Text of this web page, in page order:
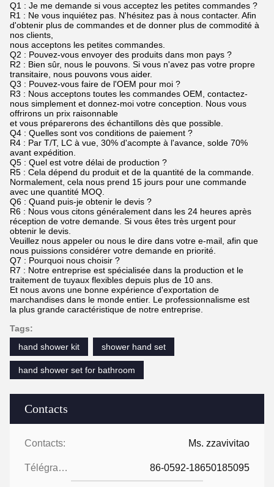
Contacts
Contacts: Ms. zzavivitao
Télégramme: 86-0592-18650185095
Q1 : Je me demande si vous acceptez les petites commandes ?
R1 : Ne vous inquiétez pas. N'hésitez pas à nous contacter. Afin
d'obtenir plus de commandes et de donner plus de commodité à
nos clients,
nous acceptons les petites commandes.
Q2 : Pouvez-vous envoyer des produits dans mon pays ?
R2 : Bien sûr, nous le pouvons. Si vous n'avez pas votre propre
transitaire, nous pouvons vous aider.
Q3 : Pouvez-vous faire de l'OEM pour moi ?
R3 : Nous acceptons toutes les commandes OEM, contactez-
nous simplement et donnez-moi votre conception. Nous vous
offrirons un prix raisonnable
et vous préparerons des échantillons dès que possible.
Q4 : Quelles sont vos conditions de paiement ?
R4 : Par T/T, LC à vue, 30% d'acompte à l'avance, solde 70%
avant expédition.
Q5 : Quel est votre délai de production ?
R5 : Cela dépend du produit et de la quantité de la commande.
Normalement, cela nous prend 15 jours pour une commande
avec une quantité MOQ.
Q6 : Quand puis-je obtenir le devis ?
R6 : Nous vous citons généralement dans les 24 heures après
réception de votre demande. Si vous êtes très urgent pour
obtenir le devis.
Veuillez nous appeler ou nous le dire dans votre e-mail, afin que
nous puissions considérer votre demande en priorité.
Q7 : Pourquoi nous choisir ?
R7 : Notre entreprise est spécialisée dans la production et le
traitement de tuyaux flexibles depuis plus de 10 ans.
Et nous avons une bonne expérience d'exportation de
marchandises dans le monde entier. Le professionnalisme est
la plus grande caractéristique de notre entreprise.
Tags:
hand shower kit
shower hand set
hand shower set for bathroom